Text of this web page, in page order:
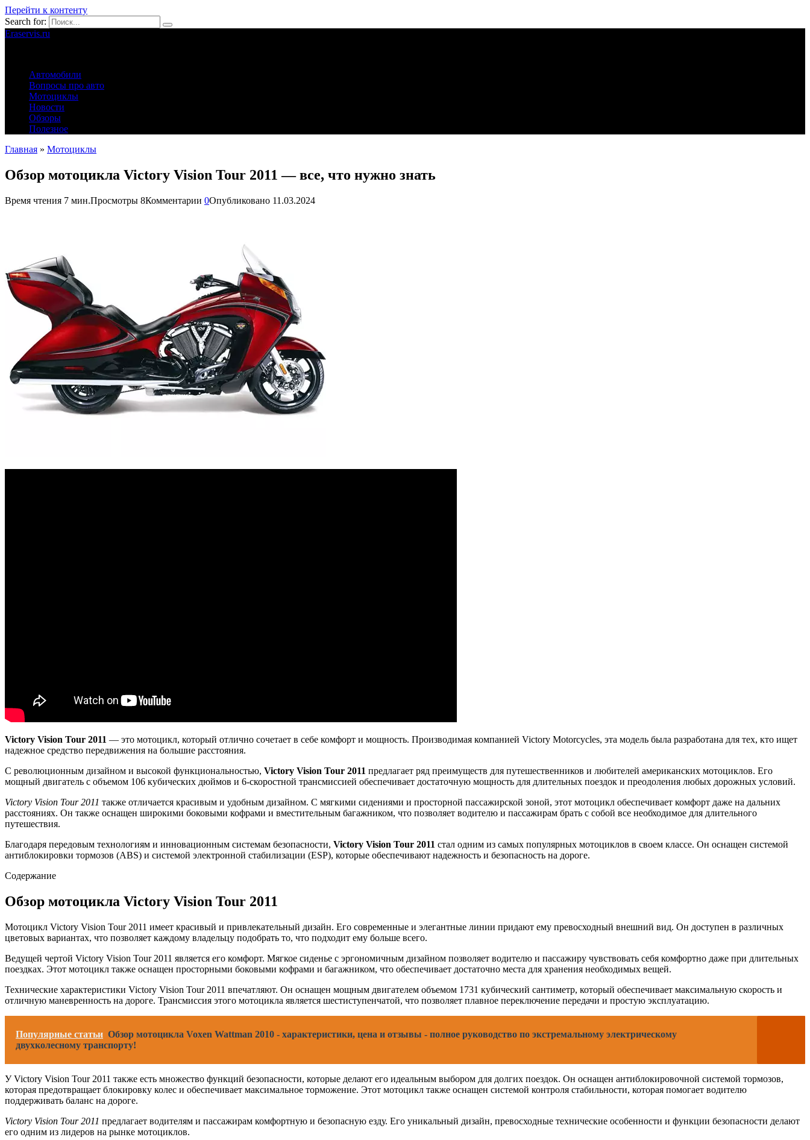
Перейти к контенту
Search for:
Eraservis.ru
Автомобили
Вопросы про авто
Мотоциклы
Новости
Обзоры
Полезное
Главная » Мотоциклы
Обзор мотоцикла Victory Vision Tour 2011 — все, что нужно знать
Время чтения 7 мин.Просмотры 8Комментарии 0Опубликовано 11.03.2024
Victory Vision Tour 2011 — это мотоцикл, который отлично сочетает в себе комфорт и мощность. Производимая компанией Victory Motorcycles, эта модель была разработана для тех, кто ищет
надежное средство передвижения на большие расстояния.
С революционным дизайном и высокой функциональностью, Victory Vision Tour 2011 предлагает ряд преимуществ для путешественников и любителей американских мотоциклов. Его
мощный двигатель с объемом 106 кубических дюймов и 6-скоростной трансмиссией обеспечивает достаточную мощность для длительных поездок и преодоления любых дорожных условий.
Victory Vision Tour 2011 также отличается красивым и удобным дизайном. С мягкими сидениями и просторной пассажирской зоной, этот мотоцикл обеспечивает комфорт даже на дальних
расстояниях. Он также оснащен широкими боковыми кофрами и вместительным багажником, что позволяет водителю и пассажирам брать с собой все необходимое для длительного
путешествия.
Благодаря передовым технологиям и инновационным системам безопасности, Victory Vision Tour 2011 стал одним из самых популярных мотоциклов в своем классе. Он оснащен системой
антиблокировки тормозов (ABS) и системой электронной стабилизации (ESP), которые обеспечивают надежность и безопасность на дороге.
Содержание
Обзор мотоцикла Victory Vision Tour 2011
Мотоцикл Victory Vision Tour 2011 имеет красивый и привлекательный дизайн. Его современные и элегантные линии придают ему превосходный внешний вид. Он доступен в различных
цветовых вариантах, что позволяет каждому владельцу подобрать то, что подходит ему больше всего.
Ведущей чертой Victory Vision Tour 2011 является его комфорт. Мягкое сиденье с эргономичным дизайном позволяет водителю и пассажиру чувствовать себя комфортно даже при длительных
поездках. Этот мотоцикл также оснащен просторными боковыми кофрами и багажником, что обеспечивает достаточно места для хранения необходимых вещей.
Технические характеристики Victory Vision Tour 2011 впечатляют. Он оснащен мощным двигателем объемом 1731 кубический сантиметр, который обеспечивает максимальную скорость и
отличную маневренность на дороге. Трансмиссия этого мотоцикла является шестиступенчатой, что позволяет плавное переключение передачи и простую эксплуатацию.
Популярные статьи Обзор мотоцикла Voxen Wattman 2010 - характеристики, цена и отзывы - полное руководство по экстремальному электрическому
двухколесному транспорту!
У Victory Vision Tour 2011 также есть множество функций безопасности, которые делают его идеальным выбором для долгих поездок. Он оснащен антиблокировочной системой тормозов,
которая предотвращает блокировку колес и обеспечивает максимальное торможение. Этот мотоцикл также оснащен системой контроля стабильности, которая помогает водителю
поддерживать баланс на дороге.
Victory Vision Tour 2011 предлагает водителям и пассажирам комфортную и безопасную езду. Его уникальный дизайн, превосходные технические особенности и функции безопасности делают
его одним из лидеров на рынке мотоциклов.